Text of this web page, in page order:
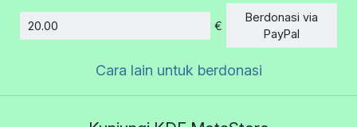
€
Berdonasi via
PayPal
Cara lain untuk berdonasi